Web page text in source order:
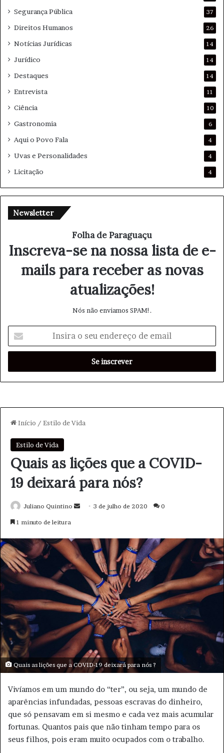
Segurança Pública 37
Direitos Humanos 26
Notícias Jurídicas 14
Jurídico 14
Destaques 14
Entrevista 11
Ciência 10
Gastronomia 6
Aqui o Povo Fala 4
Uvas e Personalidades 4
Licitação 4
Newsletter
Folha de Paraguaçu
Inscreva-se na nossa lista de e-
mails para receber as novas
atualizações!
Nós não enviamos SPAM!.
s
r
a
u
e
r
o
d
e
m
a
l